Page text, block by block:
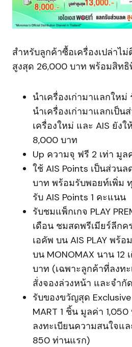
สำหรับลูกค้าซื้อเครื่องเปล่า
สูงสุด 26,000 บาท พร้อมสิทธิ
นำเครื่องเก่ามาแลกให
นำเครื่องเก่ามาแลกเป็น
เครื่องใหม่ และ AIS ยัง
8,000 บาท
Up ความจุ ฟรี 2 เท่า มู
ใช้ AIS Points เป็นส่วน
บาท พร้อมรับพอยท์เพิ่ม
รับ AIS Points 1 คะแนน
รับชมแพ็กเกจ PLAY
เดือน ชมสดพรีเมียร์ลีก
เอคัพ บน AIS PLAY พร้
บน MONOMAX นาน 12
บาท (เฉพาะลูกค้าที่ลงท
สั่งจองล่วงหน้า และจำกั
รับของขวัญสุด
MART 1 ชิ้น มูลค่า
ลงทะเบียนความสนใจแ
850 ท่านแรก)